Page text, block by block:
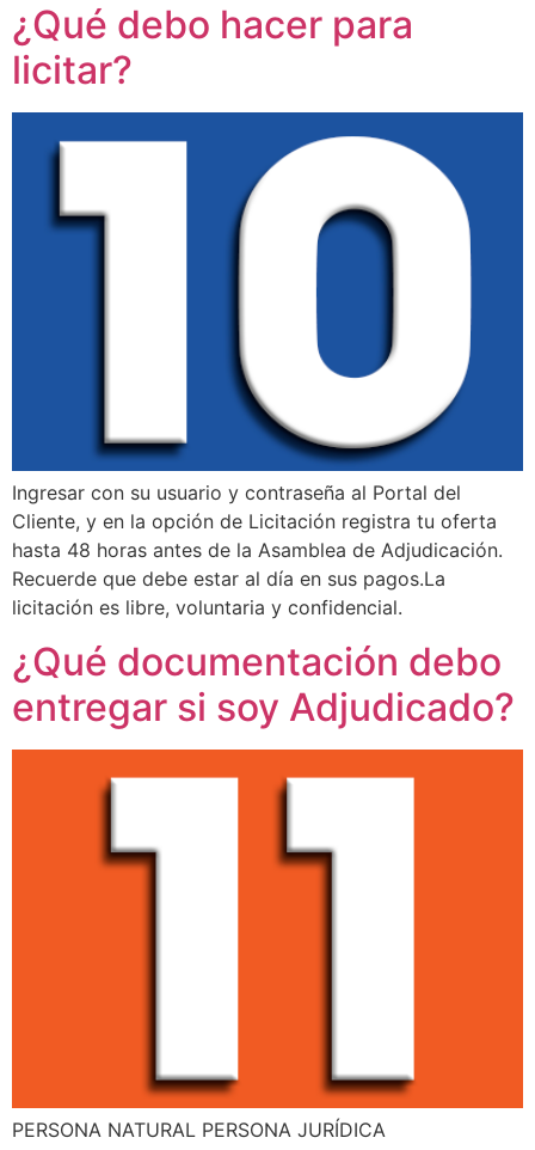
¿Qué debo hacer para
licitar?
Ingresar con su usuario y contraseña al Portal del
Cliente, y en la opción de Licitación registra tu oferta
hasta 48 horas antes de la Asamblea de Adjudicación.
Recuerde que debe estar al día en sus pagos.La
licitación es libre, voluntaria y confidencial.
¿Qué documentación debo
entregar si soy Adjudicado?
PERSONA NATURAL PERSONA JURÍDICA